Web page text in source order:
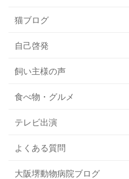
猫ブログ
自己啓発
飼い主様の声
食べ物・グルメ
テレビ出演
よくある質問
大阪堺動物病院ブログ